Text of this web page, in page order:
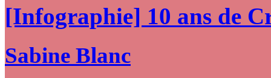
[Infographie] 10 ans de
Sabine Blanc